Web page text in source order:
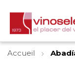
Accueil